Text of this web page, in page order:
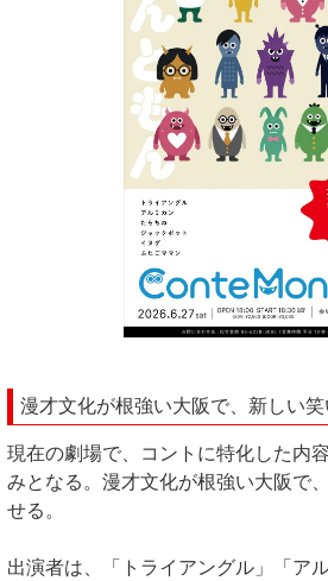
漫才文化が根強い大阪で、新しい笑
現在の劇場で、コントに特化した内
みとなる。漫才文化が根強い大阪で
せる。
出演者は、「トライアングル」「ア